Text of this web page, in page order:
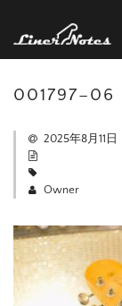
001797–06
2025年8月11日
Owner